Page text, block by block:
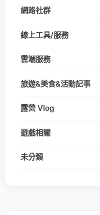
網路社群
線上工具/服務
雲端服務
旅遊&美食&活動記事
露營 Vlog
遊戲相關
未分類